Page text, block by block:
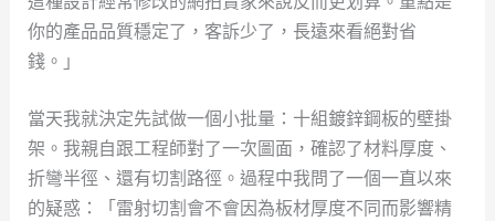
你的產品品質穩定了，客訴少了，長遠來看絕對省
錢。」
當天我就決定先試做一個小批量：十組鍍鋅鋼板的壁掛
架。我親自跟工程師對了一次圖面，確認了材料厚度、
折彎半徑、還有切割路徑。過程中我問了一個一直以來
的疑惑：「雷射切割會不會因為板材厚度不同而影響精